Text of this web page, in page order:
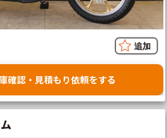
確認・見積もり依頼をする